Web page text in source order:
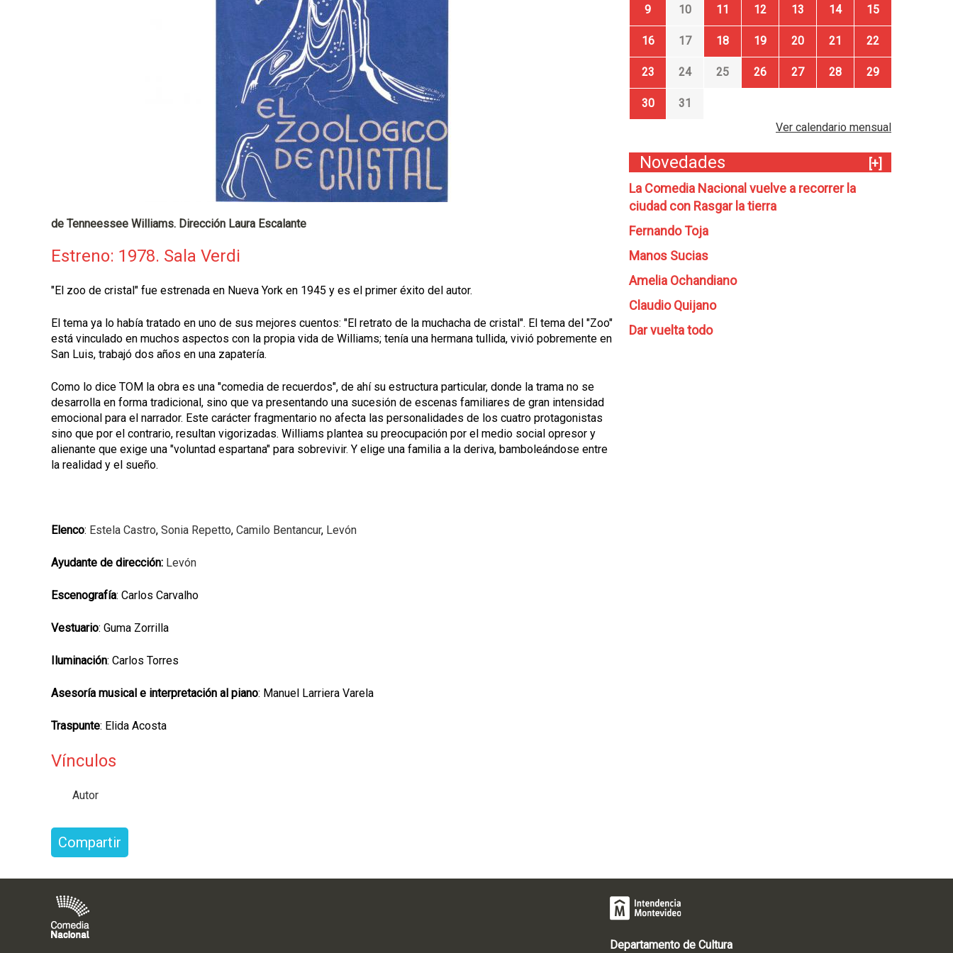
de Tenneessee Williams. Dirección Laura Escalante
Estreno: 1978. Sala Verdi
"El zoo de cristal" fue estrenada en Nueva York en 1945 y es el primer éxito del autor.
El tema ya lo había tratado en uno de sus mejores cuentos: "El retrato de la muchacha de cristal". El tema del "Zoo"
está vinculado en muchos aspectos con la propia vida de Williams; tenía una hermana tullida, vivió pobremente en
San Luis, trabajó dos años en una zapatería.
Como lo dice TOM la obra es una "comedia de recuerdos", de ahí su estructura particular, donde la trama no se
desarrolla en forma tradicional, sino que va presentando una sucesión de escenas familiares de gran intensidad
emocional para el narrador. Este carácter fragmentario no afecta las personalidades de los cuatro protagonistas
sino que por el contrario, resultan vigorizadas. Williams plantea su preocupación por el medio social opresor y
alienante que exige una "voluntad espartana" para sobrevivir. Y elige una familia a la deriva, bamboleándose entre
la realidad y el sueño.
Elenco: Estela Castro, Sonia Repetto, Camilo Bentancur, Levón
Ayudante de dirección: Levón
Escenografía: Carlos Carvalho
Vestuario: Guma Zorrilla
Iluminación: Carlos Torres
Asesoría musical e interpretación al piano: Manuel Larriera Varela
Traspunte: Elida Acosta
Vínculos
Autor
Compartir
9 10 11 12 13 14 15
16 17 18 19 20 21 22
23 24 25 26 27 28 29
30
31
Ver calendario mensual
Novedades
[+]
La Comedia Nacional vuelve a recorrer la
ciudad con Rasgar la tierra
Fernando Toja
Manos Sucias
Amelia Ochandiano
Claudio Quijano
Dar vuelta todo
Departamento de Cultura